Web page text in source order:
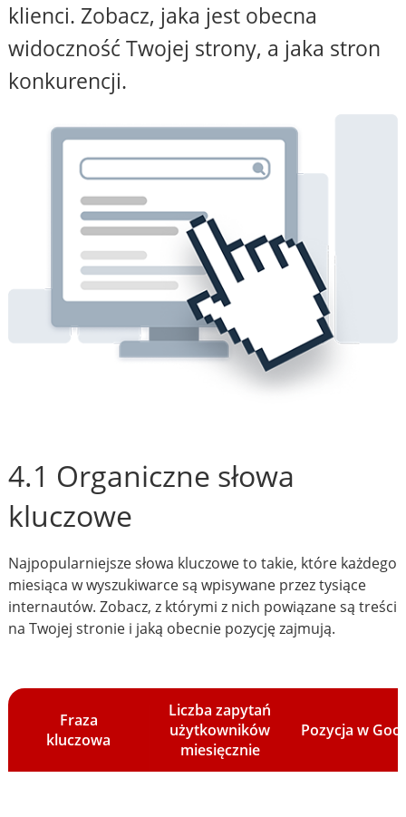
klienci. Zobacz, jaka jest obecna
widoczność Twojej strony, a jaka stron
konkurencji.
4.1 Organiczne słowa
kluczowe
Najpopularniejsze słowa kluczowe to takie, które każdego
miesiąca w wyszukiwarce są wpisywane przez tysiące
internautów. Zobacz, z którymi z nich powiązane są treści
na Twojej stronie i jaką obecnie pozycję zajmują.
Fraza
kluczowa
Liczba zapytań
użytkowników
miesięcznie
Pozycja w